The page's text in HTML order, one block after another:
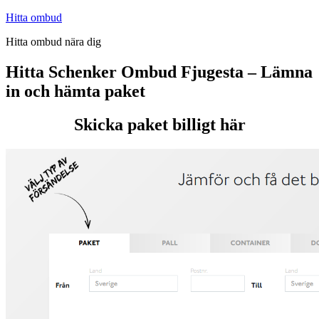
Hoppa
innehåll
Hitta ombud
Hitta ombud nära dig
Hitta Schenker Ombud Fjugesta – Lämna
in och hämta paket
Skicka paket billigt här